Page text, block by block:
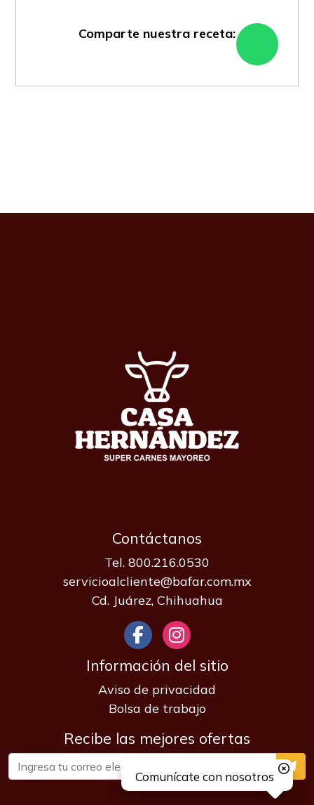
Comparte nuestra receta:
Contáctanos
Tel. 800.216.0530
servicioalcliente@bafar.com.mx
Cd. Juárez, Chihuahua
Información del sitio
Aviso de privacidad
Bolsa de trabajo
Recibe las mejores ofertas
Comunícate con nosotros